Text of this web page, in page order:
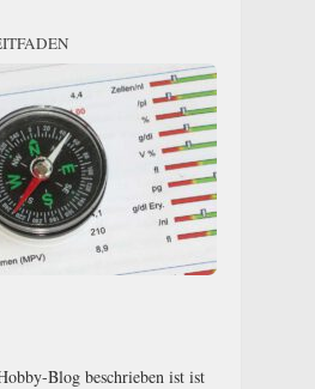
Blog beschrieben ist ist